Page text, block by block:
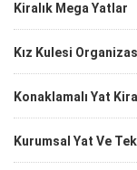
Kiralık Mega Yatlar
Kız Kulesi
Konaklamalı Yat
Kurumsal Yat Ve